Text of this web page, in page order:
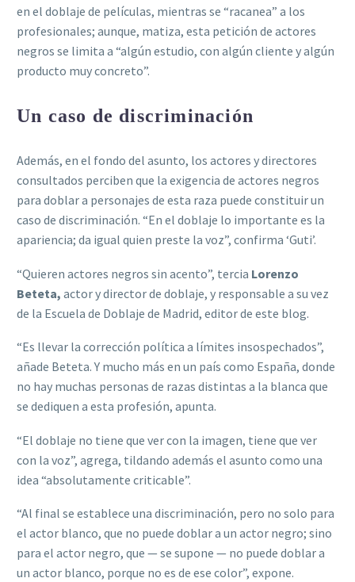
en el doblaje de películas, mientras se “racanea” a los
profesionales; aunque, matiza, esta petición de actores
negros se limita a “algún estudio, con algún cliente y algún
producto muy concreto”.
Un caso de discriminación
Además, en el fondo del asunto, los actores y directores
consultados perciben que la exigencia de actores negros
para doblar a personajes de esta raza puede constituir un
caso de discriminación. “En el doblaje lo importante es la
apariencia; da igual quien preste la voz”, confirma ‘Guti’.
“Quieren actores negros sin acento”, tercia Lorenzo
Beteta, actor y director de doblaje, y responsable a su vez
de la Escuela de Doblaje de Madrid, editor de este blog.
“Es llevar la corrección política a límites insospechados”,
añade Beteta. Y mucho más en un país como España, donde
no hay muchas personas de razas distintas a la blanca que
se dediquen a esta profesión, apunta.
“El doblaje no tiene que ver con la imagen, tiene que ver
con la voz”, agrega, tildando además el asunto como una
idea “absolutamente criticable”.
“Al final se establece una discriminación, pero no solo para
el actor blanco, que no puede doblar a un actor negro; sino
para el actor negro, que — se supone — no puede doblar a
un actor blanco, porque no es de ese color”, expone.